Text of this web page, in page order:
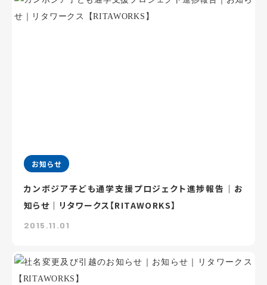
お知らせ
カンボジア子ども通学支援プロジェクト進捗報告｜お
知らせ｜リタワークス【RITAWORKS】
2015.11.01